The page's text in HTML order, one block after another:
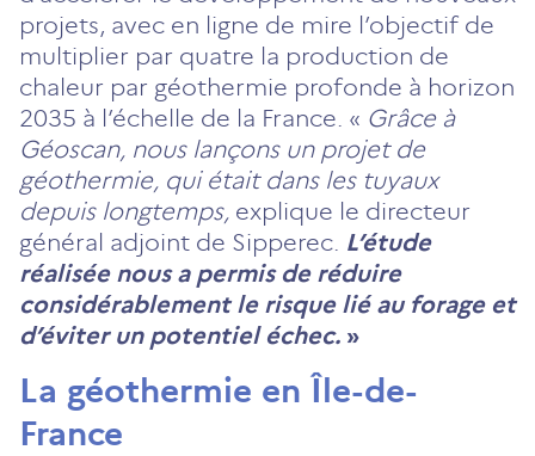
projets, avec en ligne de mire l’objectif de
multiplier par quatre la production de
chaleur par géothermie profonde à horizon
2035 à l’échelle de la France. « Grâce à
Géoscan, nous lançons un projet de
géothermie, qui était dans les tuyaux
depuis longtemps, explique le directeur
général adjoint de Sipperec. L’étude
réalisée nous a permis de réduire
considérablement le risque lié au forage et
d’éviter un potentiel échec. »
La géothermie en Île-de-
France